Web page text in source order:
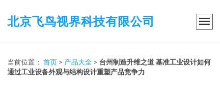
北京飞鸟视界科技有限公司
当前位置： 首页 > 产品大全 > 台州制造升维之道 基准工业设计如何
通过工业设备外观与结构设计重塑产品竞争力